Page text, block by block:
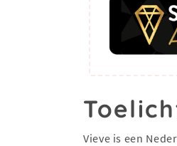
Vieve is een